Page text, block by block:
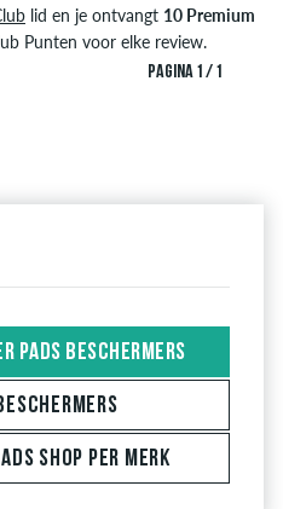
PAGINA 1 / 1
lid en je ontvangt 10 Premium
Punten voor elke review.
PADS BESCHERMERS
SHOP PER MERK